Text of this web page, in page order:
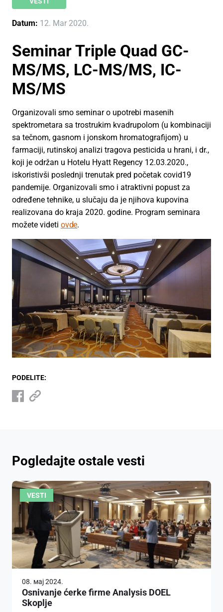
Datum: 12. Mar 2020.
Seminar Triple Quad GC-
MS/MS, LC-MS/MS, IC-
MS/MS
Organizovali smo seminar o upotrebi masenih
spektrometara sa trostrukim kvadrupolom (u kombinaciji
sa tečnom, gasnom i jonskom hromatografijom) u
farmaciji, rutinskoj analizi tragova pesticida u hrani, i dr.,
koji je održan u Hotelu Hyatt Regency 12.03.2020.,
iskoristivši poslednji trenutak pred početak covid19
pandemije. Organizovali smo i atraktivni popust za
određene tehnike, u slučaju da je njihova kupovina
realizovana do kraja 2020. godine. Program seminara
možete videti ovde.
PODELITE:
Pogledajte ostale vesti
VESTI
08. мај 2024.
Osnivanje ćerke firme Analysis DOEL
Skoplje